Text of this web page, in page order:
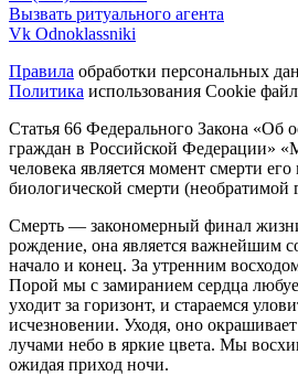
Вызвать ритуального агента
Vk Odnoklassniki
Правила обработки персональных
Политика использования Cookie
Статья 66 Федерального Закона «Об
граждан в Российской Федерации»
человека является момент смерти его
биологической смерти (необратимой
Смерть — закономерный финал
рождение, она является важнейшим
начало и конец. За утренним
Порой мы с замиранием сердца
уходит за горизонт, и стараемся
исчезновении. Уходя, оно
лучами небо в яркие цвета. Мы
ожидая приход ночи.